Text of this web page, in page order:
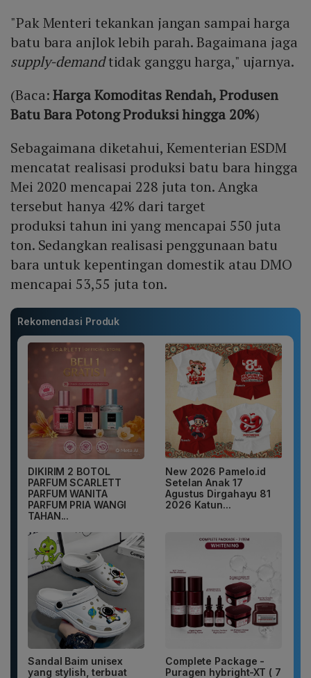
"Pak Menteri tekankan jangan sampai harga
batu bara anjlok lebih parah. Bagaimana jaga
supply-demandtidak ganggu harga," ujarnya.
(Baca:Harga Komoditas Rendah, Produsen
Batu Bara Potong Produksi hingga 20%)
Sebagaimana diketahui, Kementerian ESDM
mencatat realisasi produksi batu bara hingga
Mei 2020 mencapai 228 juta ton. Angka
tersebut hanya 42% dari target
produksi tahun ini yang mencapai 550 juta
ton. Sedangkan realisasi penggunaan batu
bara untuk kepentingan domestik atau DMO
mencapai 53,55 juta ton.
Rekomendasi Produk
DIKIRIM 2 BOTOL
PARFUM SCARLETT
PARFUM WANITA
PARFUM PRIA WANGI
TAHAN...
New 2026 Pamelo.id
Setelan Anak 17
Agustus Dirgahayu 81
2026 Katun...
Sandal Baim unisex
yang stylish, terbuat
Complete Package -
Puragen hybright-XT ( 7